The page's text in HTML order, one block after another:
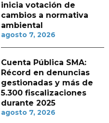
inicia votación de
cambios a normativa
ambiental
agosto 7, 2026
Cuenta Pública SMA:
Récord en denuncias
gestionadas y más de
5.300 fiscalizaciones
durante 2025
agosto 7, 2026